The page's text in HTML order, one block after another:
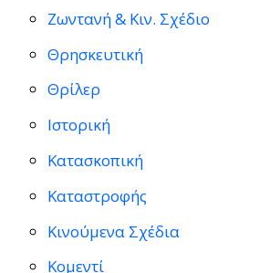
Ζωντανή & Κιν. Σχέδιο
Θρησκευτική
Θρίλερ
Ιστορική
Κατασκοπική
Καταστροφής
Κινούμενα Σχέδια
Κομεντί